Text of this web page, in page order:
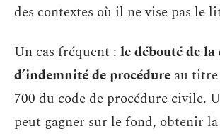
des contextes où il ne vise pas le
Un cas fréquent : le débouté de
d’indemnité de procédure au
700 du code de procédure civile.
peut gagner sur le fond, obtenir la